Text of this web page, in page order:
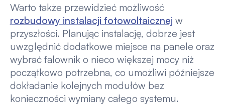
Warto także przewidzieć możliwość
rozbudowy instalacji fotowoltaicznej w
przyszłości. Planując instalację, dobrze jest
uwzględnić dodatkowe miejsce na panele oraz
wybrać falownik o nieco większej mocy niż
początkowo potrzebna, co umożliwi późniejsze
dokładanie kolejnych modułów bez
konieczności wymiany całego systemu.